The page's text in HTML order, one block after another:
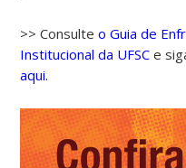
>> Consulteo Guia de
Institucional da UFSC e
aqui.